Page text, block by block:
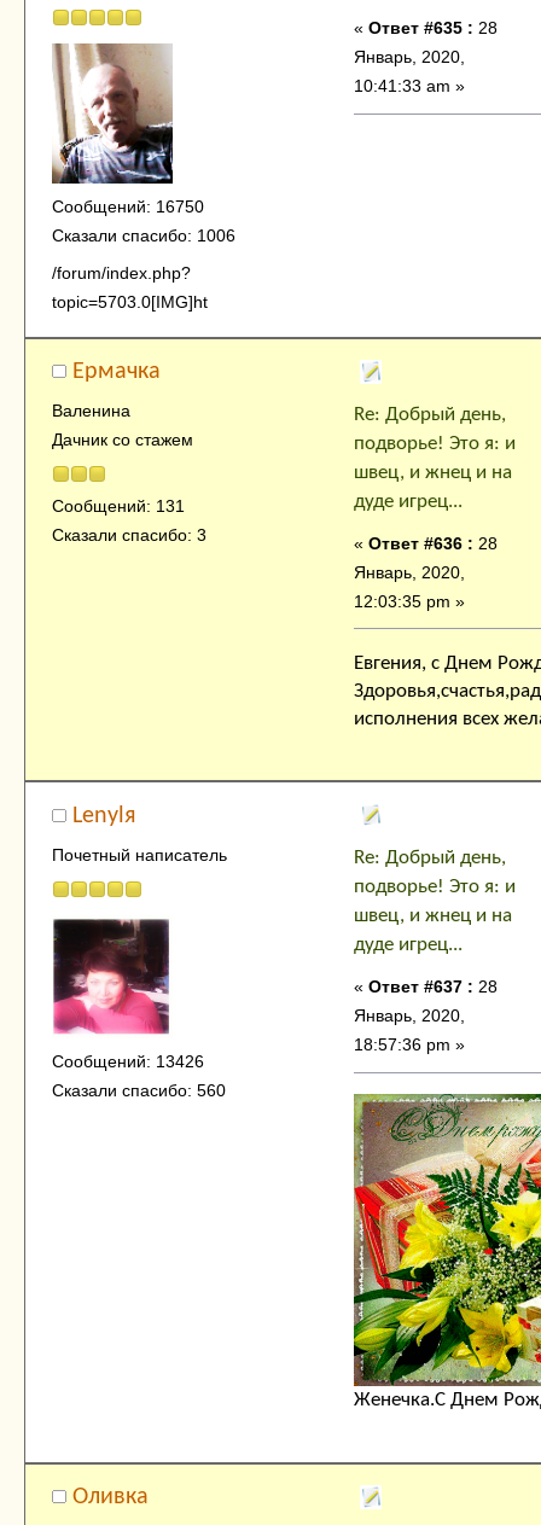
Сообщений: 16750
Сказали спасибо: 1006
/forum/index.php?
topic=5703.0[IMG]ht
« Ответ #635 : 28
Январь, 2020,
10:41:33 am »
Ермачка
Валенина
Дачник со стажем
Сообщений: 131
Сказали спасибо: 3
Re: Добрый день,
подворье! Это я: и
швец, и жнец и на
дуде игрец...
« Ответ #636 : 28
Январь, 2020,
12:03:35 pm »
Евгения, с Днем
исполнения всех
Lenylя
Почетный написатель
Сообщений: 13426
Сказали спасибо: 560
Re: Добрый день,
подворье! Это я: и
швец, и жнец и на
дуде игрец...
« Ответ #637 : 28
Январь, 2020,
18:57:36 pm »
Женечка.С Днем
Оливка